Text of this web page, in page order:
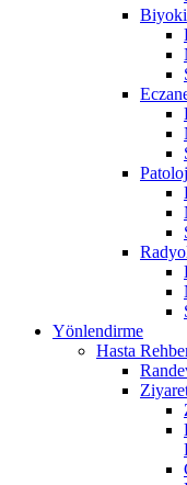
Yönlendirme
Hasta